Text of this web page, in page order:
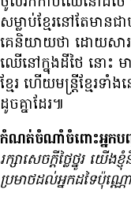
សម្លាប់​ខ្មែរ​នៅ​តែ​មាន​ជ
គេ​និយាយ​ថា ដោយសារ​
ឈើ​នៅ​ក្នុង​ដី​ថៃ នោះ​ មា
ខ្មែរ ហើយ​មន្ត្រី​ខ្មែរ​ទាំ
ដូចគ្នា​ដែរ៕
កំណត់ចំណាំចំពោះអ្នកបញ្
រក្សា​សេចក្ដី​ថ្លៃថ្នូរ យ
ប្រមាថ​ដល់​អ្នក​ដទៃ​ប៉ុណ្ណ